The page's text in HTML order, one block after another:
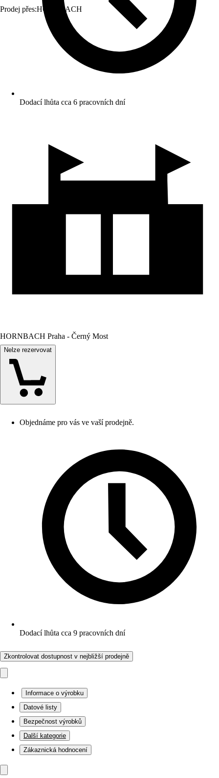
Prodej přes:HORNBACH
Dodací lhůta cca 6 pracovních dní
HORNBACH Praha - Černý Most
Nelze rezervovat
Objednáme pro vás ve vaší prodejně.
Dodací lhůta cca 9 pracovních dní
Zkontrolovat dostupnost v nejbližší prodejně
Informace o výrobku
Datové listy
Bezpečnost výrobků
Další kategorie
Zákaznická hodnocení